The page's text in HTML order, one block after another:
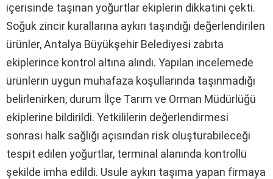
içerisinde taşınan yoğurtlar ekiplerin dikkatini çekti.
Soğuk zincir kurallarına aykırı taşındığı değerlendirilen
ürünler, Antalya Büyükşehir Belediyesi zabıta
ekiplerince kontrol altına alındı. Yapılan incelemede
ürünlerin uygun muhafaza koşullarında taşınmadığı
belirlenirken, durum İlçe Tarım ve Orman Müdürlüğü
ekiplerine bildirildi. Yetkililerin değerlendirmesi
sonrası halk sağlığı açısından risk oluşturabileceği
tespit edilen yoğurtlar, terminal alanında kontrollü
şekilde imha edildi. Usule aykırı taşıma yapan firmaya